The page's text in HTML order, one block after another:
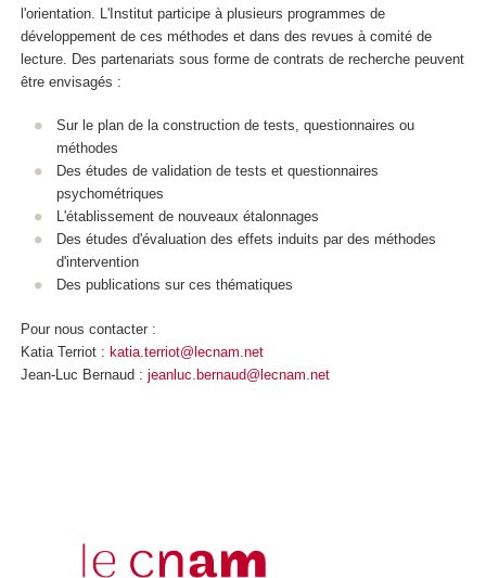
l'orientation. L'Institut participe à plusieurs programmes de
développement de ces méthodes et dans des revues à comité de
lecture. Des partenariats sous forme de contrats de recherche peuvent
être envisagés :
Sur le plan de la construction de tests, questionnaires ou
méthodes
Des études de validation de tests et questionnaires
psychométriques
L'établissement de nouveaux étalonnages
Des études d'évaluation des effets induits par des méthodes
d'intervention
Des publications sur ces thématiques
Pour nous contacter :
Katia Terriot : katia.terriot@lecnam.net
Jean-Luc Bernaud : jeanluc.bernaud@lecnam.net